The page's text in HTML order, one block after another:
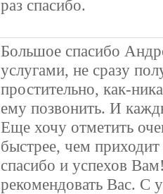
раз спасибо.
Большое спасибо
услугами, не сразу
простительно, как-
ему позвонить. И
Еще хочу отметить
быстрее, чем
спасибо и успехов
рекомендовать Вас. С